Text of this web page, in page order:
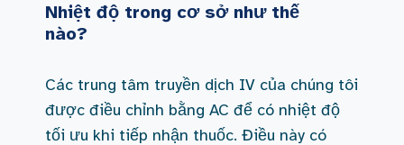
Nhiệt độ trong cơ sở như thế
nào?
Các trung tâm truyền dịch IV của chúng tôi
được điều chỉnh bằng AC để có nhiệt độ
tối ưu khi tiếp nhận thuốc. Điều này có